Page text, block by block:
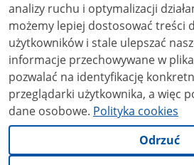
analizy ruchu i optymalizacji działania
możemy lepiej dostosować treści
użytkowników i stale ulepszać nasze usługi.
informacje przechowywane w
pozwalać na identyfikację
przeglądarki użytkownika, a więc
dane osobowe. Polityka cookies
Odrzuć